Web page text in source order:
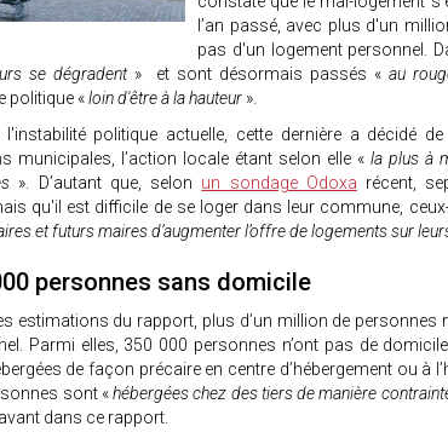
l’an passé, avec plus d'un
pas d'un logement personnel.
se dégradent» et sont désormais passés « au
politique «loin d'être à la hauteur ».
l'instabilité politique actuelle, cette dernière a décidé
municipales, l’action locale étant selon elle «la plus à
». D’autant que, selon un sondage Odoxa récent,
qu'il est difficile de se loger dans leur commune,
et futurs maires d’augmenter l’offre de logements sur
personnes sans domicile
estimations du rapport, plus d’un million de personnes
Parmi elles, 350 000 personnes n’ont pas de
de façon précaire en centre d’hébergement ou à
sont «hébergées chez des tiers de manière
dans ce rapport.